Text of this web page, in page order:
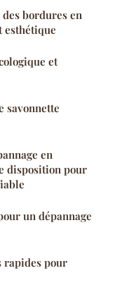
bordures en
esthétique
et
savonnette
en
disposition pour
un dépannage
rapides pour